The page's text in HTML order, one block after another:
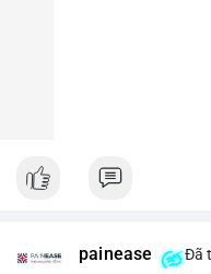
painease Đã